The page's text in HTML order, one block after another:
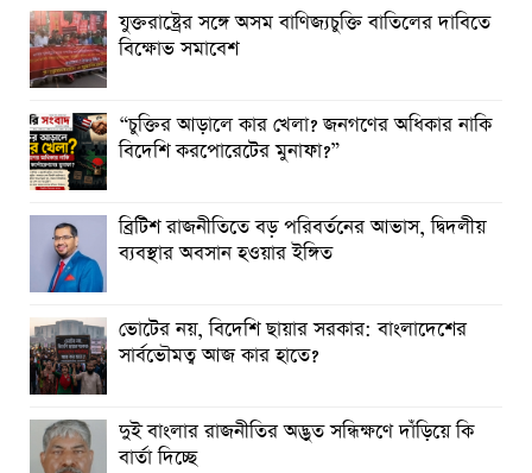
যুক্তরাষ্ট্রের সঙ্গে অসম বাণিজ্যচুক্তি বাতিলের দাবিতে
বিক্ষোভ সমাবেশ
“চুক্তির আড়ালে কার খেলা? জনগণের অধিকার নাকি
বিদেশি করপোরেটের মুনাফা?”
ব্রিটিশ রাজনীতিতে বড় পরিবর্তনের আভাস, দ্বিদলীয়
ব্যবস্থার অবসান হওয়ার ইঙ্গিত
ভোটের নয়, বিদেশি ছায়ার সরকার: বাংলাদেশের
সার্বভৌমত্ব আজ কার হাতে?
দুই বাংলার রাজনীতির অদ্ভুত সন্ধিক্ষণে দাঁড়িয়ে কি
বার্তা দিচ্ছে